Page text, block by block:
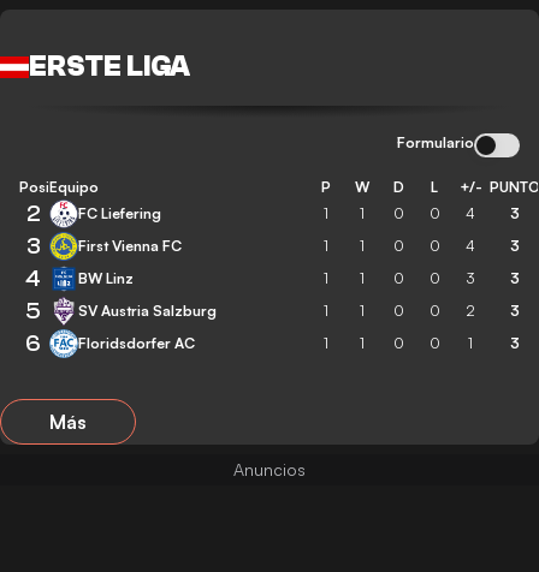
ERSTE LIGA
Formulario
Posición
Equipo P W D L +/-
2 FC Liefering 1 1 0 0 4 3
3 First Vienna FC 1 1 0 0 4 3
4 BW Linz 1 1 0 0 3 3
5 SV Austria Salzburg 1 1 0 0 2 3
6 Floridsdorfer AC 1 1 0 0 1 3
Más